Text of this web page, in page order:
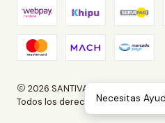
2026 SANTIVAPE.
Todos los derechos reservados.
Necesitas